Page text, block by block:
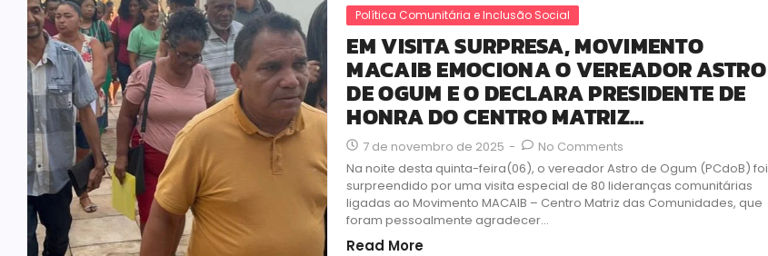
Política Comunitária e Inclusão Social
EM VISITA SURPRESA, MOVIMENTO
MACAIB EMOCIONA O VEREADOR ASTRO
DE OGUM E O DECLARA PRESIDENTE DE
HONRA DO CENTRO MATRIZ…
7 de novembro de 2025 -
No Comments
Na noite desta quinta-feira(06), o vereador Astro de Ogum (PCdoB) foi
surpreendido por uma visita especial de 80 lideranças comunitárias
ligadas ao Movimento MACAIB – Centro Matriz das Comunidades, que
foram pessoalmente agradecer...
Read More